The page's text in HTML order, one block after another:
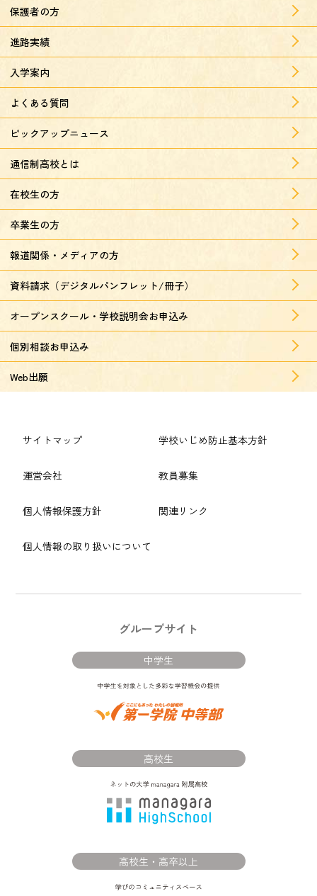
保護者の方
進路実績
入学案内
よくある質問
ピックアップニュース
通信制高校とは
在校生の方
卒業生の方
報道関係・メディアの方
資料請求（デジタルパンフレット/冊子）
オープンスクール・学校説明会お申込み
個別相談お申込み
Web出願
サイトマップ
運営会社
個人情報保護方針
個人情報の取り扱いについて
学校いじめ防止基本方針
教員募集
関連リンク
グループサイト
中学生
高校生
高校生・高卒以上